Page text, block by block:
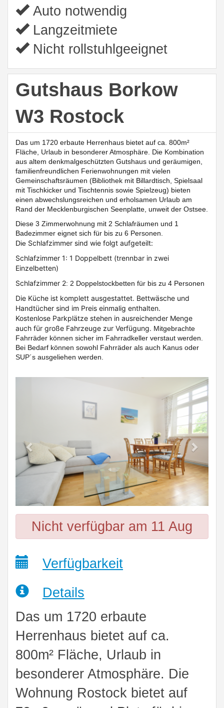
Auto notwendig
Langzeitmiete
Nicht rollstuhlgeeignet
Gutshaus Borkow
W3 Rostock
Das um 1720 erbaute Herrenhaus bietet auf ca. 800m²
Fläche, Urlaub in besonderer Atmosphäre. Die Kombination
aus altem denkmalgeschützten Gutshaus und geräumigen,
familienfreundlichen Ferienwohnungen mit vielen
Gemeinschaftsräumen (Bibliothek mit Billardtisch, Spielsaal
mit Tischkicker und Tischtennis sowie Spielzeug) bieten
einen abwechslungsreichen und erholsamen Urlaub am
Rand der Mecklenburgischen Seenplatte, unweit der Ostsee.
Diese 3 Zimmerwohnung mit 2 Schlafräumen und 1
Badezimmer eignet sich für bis zu 6 Personen.
Die Schlafzimmer sind wie folgt aufgeteilt:
Schlafzimmer 1: 1 Doppelbett (trennbar in zwei
Einzelbetten)
Schlafzimmer 2: 2 Doppelstockbetten für bis zu 4 Personen
Die Küche ist komplett ausgestattet. Bettwäsche und
Handtücher sind im Preis einmalig enthalten.
Kostenlose Parkplätze stehen in ausreichender Menge
auch für große Fahrzeuge zur Verfügung. Mitgebrachte
Fahrräder können sicher im Fahrradkeller verstaut werden.
Bei Bedarf können sowohl Fahrräder als auch Kanus oder
SUP´s ausgeliehen werden.
Next
Nicht verfügbar am 11 Aug
Verfügbarkeit
Details
Das um 1720 erbaute
Herrenhaus bietet auf ca.
800m² Fläche, Urlaub in
besonderer Atmosphäre. Die
Wohnung Rostock bietet auf